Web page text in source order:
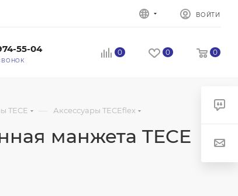
ВОЙТИ
55-04 0 0 0
TECE — Аксессуары TECEflex
манжета TECE